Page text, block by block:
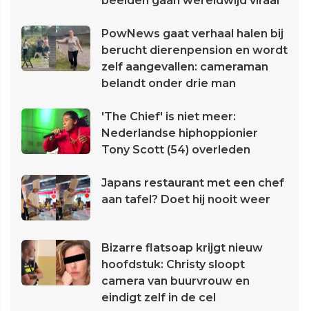
PowNews gaat verhaal halen bij
berucht dierenpension en wordt
zelf aangevallen: cameraman
belandt onder drie man
'The Chief' is niet meer:
Nederlandse hiphoppionier
Tony Scott (54) overleden
Japans restaurant met een chef
aan tafel? Doet hij nooit weer
Bizarre flatsoap krijgt nieuw
hoofdstuk: Christy sloopt
camera van buurvrouw en
eindigt zelf in de cel